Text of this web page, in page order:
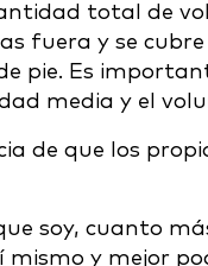
total de
fuera y se
pie. Es
media y el
de que los
soy, cuanto
y mejor